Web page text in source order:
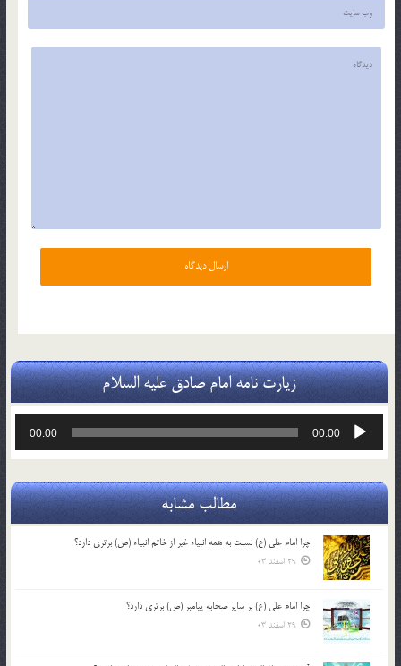
زیارت نامه امام صادق علیه السلام
پخش‌کننده
00:00
00:00
مطالب مشابه
چرا امام علی (ع) نسبت به همه انبیاء غیر از خاتم انبیاء (ص) برتری دارد؟
29 اسفند 03
چرا امام علی (ع) بر سایر صحابه پیامبر (ص) برتری دارد؟
29 اسفند 03